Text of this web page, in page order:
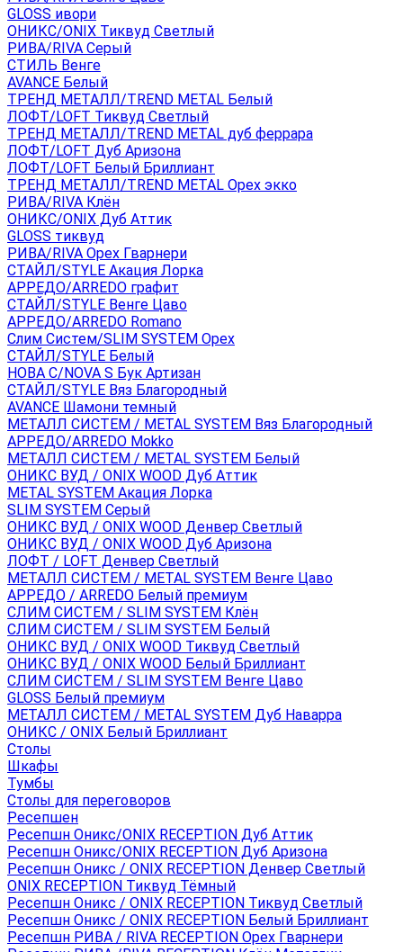
GLOSS ивори
ОНИКС/ONIX Тиквуд Светлый
РИВА/RIVA Серый
СТИЛЬ Венге
AVANСE Белый
ТРЕНД МЕТАЛЛ/TREND METAL Белый
ЛОФТ/LOFT Тиквуд Светлый
ТРЕНД МЕТАЛЛ/TREND METAL дуб феррара
ЛОФТ/LOFT Дуб Аризона
ЛОФТ/LOFT Белый Бриллиант
ТРЕНД МЕТАЛЛ/TREND METAL Орех экко
РИВА/RIVA Клён
ОНИКС/ONIX Дуб Аттик
GLOSS тиквуд
РИВА/RIVA Орех Гварнери
СТАЙЛ/STYLE Акация Лорка
АРРЕДО/ARREDO графит
СТАЙЛ/STYLE Венге Цаво
АРРЕДО/ARREDO Romano
Слим Систем/SLIM SYSTEM Орех
СТАЙЛ/STYLE Белый
НОВА С/NOVA S Бук Артизан
СТАЙЛ/STYLE Вяз Благородный
AVANCE Шамони темный
МЕТАЛЛ СИСТЕМ / METAL SYSTEM Вяз Благородный
АРРЕДО/ARREDO Mokko
МЕТАЛЛ СИСТЕМ / METAL SYSTEM Белый
ОНИКС ВУД / ONIX WOOD Дуб Аттик
METAL SYSTEM Акация Лорка
SLIM SYSTEM Серый
ОНИКС ВУД / ONIX WOOD Денвер Светлый
ОНИКС ВУД / ONIX WOOD Дуб Аризона
ЛОФТ / LOFT Денвер Светлый
МЕТАЛЛ СИСТЕМ / METAL SYSTEM Венге Цаво
АРРЕДО / ARREDO Белый премиум
СЛИМ СИСТЕМ / SLIM SYSTEM Клён
СЛИМ СИСТЕМ / SLIM SYSTEM Белый
ОНИКС ВУД / ONIX WOOD Тиквуд Светлый
ОНИКС ВУД / ONIX WOOD Белый Бриллиант
СЛИМ СИСТЕМ / SLIM SYSTEM Венге Цаво
GLOSS Белый премиум
МЕТАЛЛ СИСТЕМ / METAL SYSTEM Дуб Наварра
ОНИКС / ONIX Белый Бриллиант
Столы
Шкафы
Тумбы
Столы для переговоров
Ресепшен
Ресепшн Оникс/ONIX RECEPTION Дуб Аттик
Ресепшн Оникс/ONIX RECEPTION Дуб Аризона
Ресепшн Оникс / ONIX RECEPTION Денвер Светлый
ONIX RECEPTION Тиквуд Тёмный
Ресепшн Оникс / ONIX RECEPTION Тиквуд Светлый
Ресепшн Оникс / ONIX RECEPTION Белый Бриллиант
Ресепшн РИВА / RIVA RECEPTION Орех Гварнери